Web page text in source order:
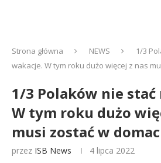
Strona główna NEWS
1/3
wakacje. W tym roku dużo więcej z nas
1/3 Polaków nie stać
W tym roku dużo
musi zostać w
przez ISB News 4 lipca 2022